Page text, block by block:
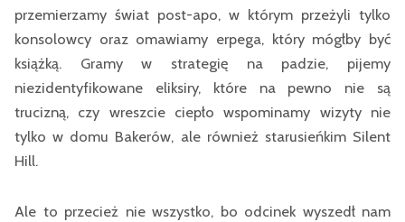
przemierzamy świat post-apo, w którym przeżyli tylko
konsolowcy oraz omawiamy erpega, który mógłby być
książką. Gramy w strategię na padzie, pijemy
niezidentyfikowane eliksiry, które na pewno nie są
trucizną, czy wreszcie ciepło wspominamy wizyty nie
tylko w domu Bakerów, ale również starusieńkim Silent
Hill.
Ale to przecież nie wszystko, bo odcinek wyszedł nam